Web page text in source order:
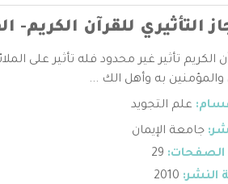
التأثيري للقرآن الكريم-
الكريم تأثير غير محدود فله تأثير على
به وأهل الك ...
علم التجويد
جامعة الإيمان
الصفحات:
النشر: